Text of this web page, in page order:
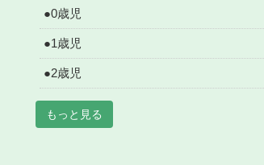
●0歳児
●1歳児
●2歳児
もっと見る